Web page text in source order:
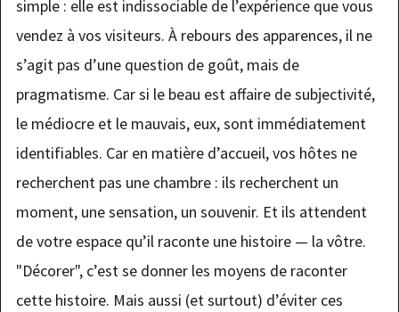
simple : elle est indissociable de l’expérience que vous
vendez à vos visiteurs. À rebours des apparences, il ne
s’agit pas d’une question de goût, mais de
pragmatisme. Car si le beau est affaire de subjectivité,
le médiocre et le mauvais, eux, sont immédiatement
identifiables. Car en matière d’accueil, vos hôtes ne
recherchent pas une chambre : ils recherchent un
moment, une sensation, un souvenir. Et ils attendent
de votre espace qu’il raconte une histoire — la vôtre.
"Décorer", c’est se donner les moyens de raconter
cette histoire. Mais aussi (et surtout) d’éviter ces